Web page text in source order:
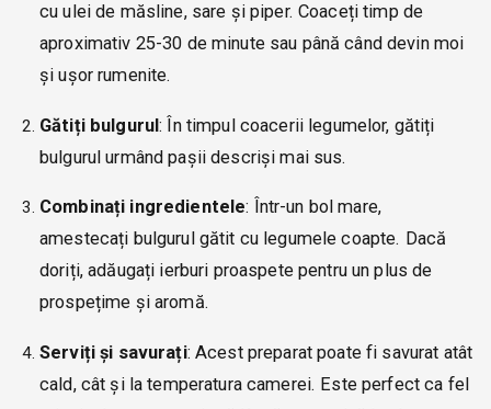
cu ulei de măsline, sare și piper. Coaceți timp de
aproximativ 25-30 de minute sau până când devin moi
și ușor rumenite.
Gătiți bulgurul: În timpul coacerii legumelor, gătiți
bulgurul urmând pașii descriși mai sus.
Combinați ingredientele: Într-un bol mare,
amestecați bulgurul gătit cu legumele coapte. Dacă
doriți, adăugați ierburi proaspete pentru un plus de
prospețime și aromă.
Serviți și savurați: Acest preparat poate fi savurat atât
cald, cât și la temperatura camerei. Este perfect ca fel